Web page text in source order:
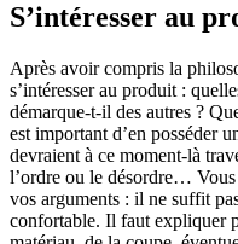
S’intéresser au
Après avoir compris la
s’intéresser au produit :
démarque-t-il des autres ?
est important d’en posséder
devraient à ce moment-là
l’ordre ou le désordre…
vos arguments : il ne suffit
confortable. Il faut expliquer